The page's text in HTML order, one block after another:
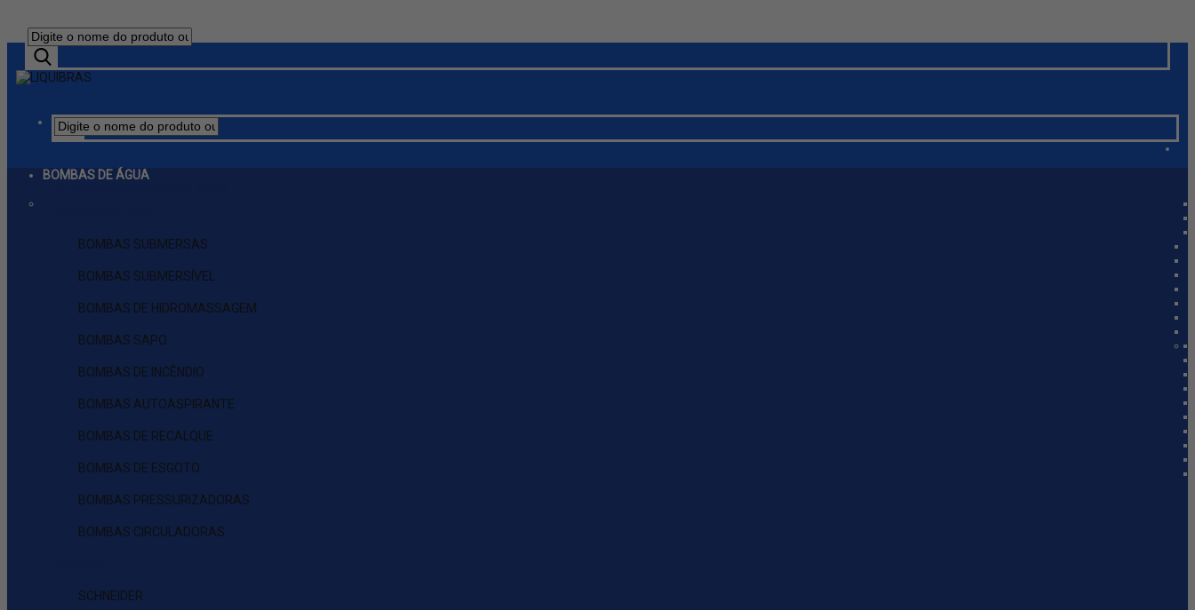
BOMBAS DE ÁGUA
BOMBAS SUBMERSAS
BOMBAS SUBMERSÍVEL
BOMBAS DE HIDROMASSAGEM
BOMBAS SAPO
BOMBAS DE INCÊNDIO
BOMBAS AUTOASPIRANTE
BOMBAS DE RECALQUE
BOMBAS DE ESGOTO
BOMBAS PRESSURIZADORAS
BOMBAS CIRCULADORAS
SCHNEIDER